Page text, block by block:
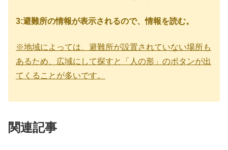
3:避難所の情報が表示されるので、情報を読む。
※地域によっては、避難所が設置されていない場所も
あるため、広域にして探すと「人の形」のボタンが出
てくることが多いです。
関連記事